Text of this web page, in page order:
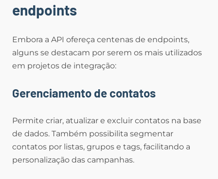
endpoints
Embora a API ofereça centenas de endpoints,
alguns se destacam por serem os mais utilizados
em projetos de integração:
Gerenciamento de contatos
Permite criar, atualizar e excluir contatos na base
de dados. Também possibilita segmentar
contatos por listas, grupos e tags, facilitando a
personalização das campanhas.